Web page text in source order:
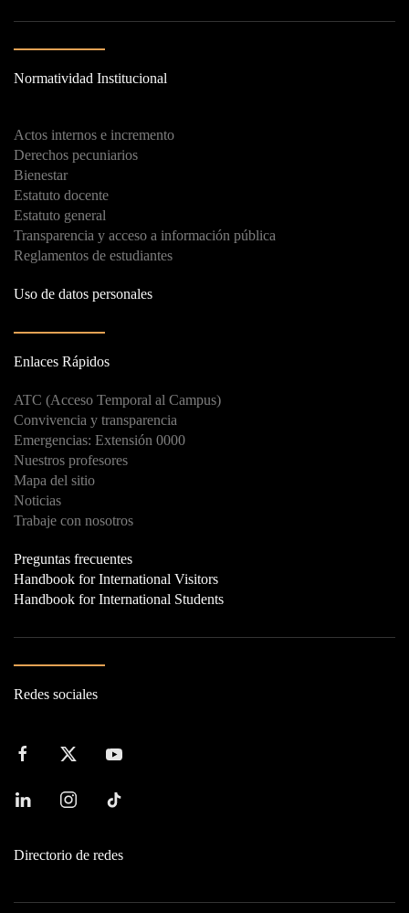
Normatividad Institucional
Actos internos e incremento
Derechos pecuniarios
Bienestar
Estatuto docente
Estatuto general
Transparencia y acceso a información pública
Reglamentos de estudiantes
Uso de datos personales
Enlaces Rápidos
ATC (Acceso Temporal al Campus)
Convivencia y transparencia
Emergencias: Extensión 0000
Nuestros profesores
Mapa del sitio
Noticias
Trabaje con nosotros
Preguntas frecuentes
Handbook for International Visitors
Handbook for International Students
Redes sociales
Directorio de redes